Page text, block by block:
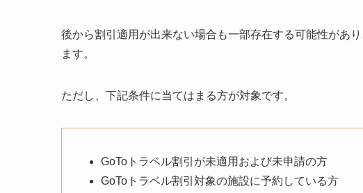
後から割引適用が出来ない場合も一部存在する可能性があ
ます。
ただし、下記条件に当てはまる方が対象です。
GoToトラベル割引が未適用および未申請の方
GoToトラベル割引対象の施設に予約している方